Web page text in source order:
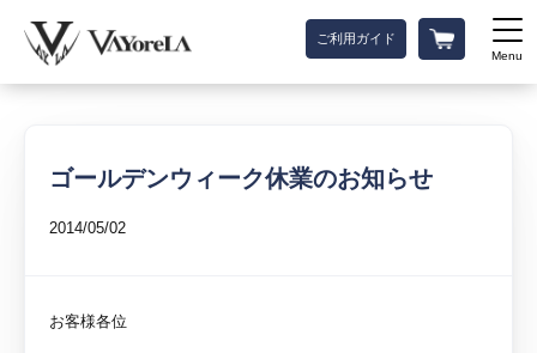
ご利用ガイド
Menu
ゴールデンウィーク休業のお知らせ
2014/05/02
お客様各位